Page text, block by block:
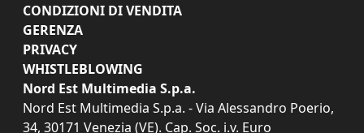
CONDIZIONI DI VENDITA
GERENZA
PRIVACY
WHISTLEBLOWING
Nord Est Multimedia S.p.a.
Nord Est Multimedia S.p.a. - Via Alessandro Poerio,
34, 30171 Venezia (VE). Cap. Soc. i.v. Euro